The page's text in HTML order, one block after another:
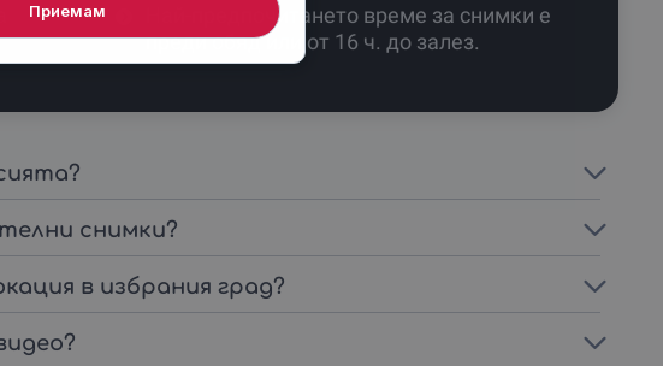
Най-предпочитането време за снимки е
преди обяд или от 16 ч. до залез.
снимки?
в избрания град?
Приемам